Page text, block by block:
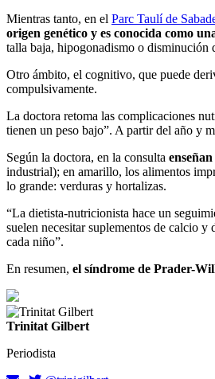
Mientras tanto, en el Parc Taulí de
origen genético y es conocida como
talla baja, hipogonadismo o disminución
Otro ámbito, el cognitivo, que puede
compulsivamente.
La doctora retoma las complicaciones
tienen un peso bajo”. A partir del año y
Según la doctora, en la consulta
industrial); en amarillo, los alimentos
lo grande: verduras y hortalizas.
“La dietista-nutricionista hace un
suelen necesitar suplementos de calcio
cada niño”.
En resumen, el síndrome de Prader-
Trinitat Gilbert
Periodista